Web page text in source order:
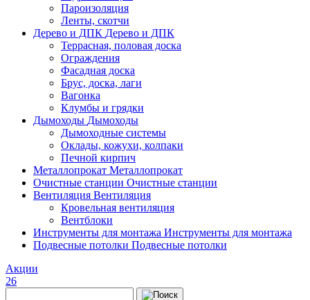
Пароизоляция
Ленты, скотчи
Дерево и ДПК Дерево и ДПК
Террасная, половая доска
Ограждения
Фасадная доска
Брус, доска, лаги
Вагонка
Клумбы и грядки
Дымоходы Дымоходы
Дымоходные системы
Оклады, кожухи, колпаки
Печной кирпич
Металлопрокат Металлопрокат
Очистные станции Очистные станции
Вентиляция Вентиляция
Кровельная вентиляция
Вентблоки
Инструменты для монтажа Инструменты для монтажа
Подвесные потолки Подвесные потолки
Акции
26